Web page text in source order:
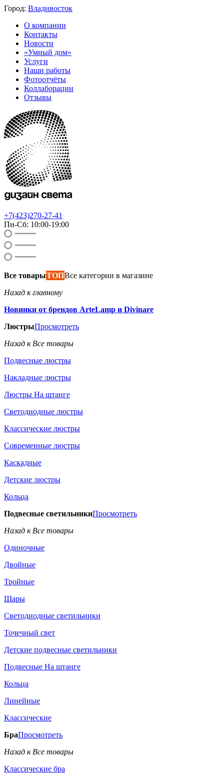
Город: Владивосток
О компании
Контакты
Новости
«Умный дом»
Услуги
Наши работы
Фотоотчёты
Коллаборации
Отзывы
+7(423)270-27-41
Пн-Сб: 10:00-19:00
Все товарыТОПВсе категории в магазине
Назад к главному
Новинки от брендов ArteLamp и Divinare
ЛюстрыПросмотреть
Назад к Все товары
Подвесные люстры
Накладные люстры
Люстры На штанге
Светодиодные люстры
Классические люстры
Современные люстры
Каскадные
Детские люстры
Кольца
Подвесные светильникиПросмотреть
Назад к Все товары
Одиночные
Двойные
Тройные
Шары
Светодиодные светильники
Точечный свет
Детские подвесные светильники
Подвесные На штанге
Кольца
Линейные
Классические
БраПросмотреть
Назад к Все товары
Классические бра